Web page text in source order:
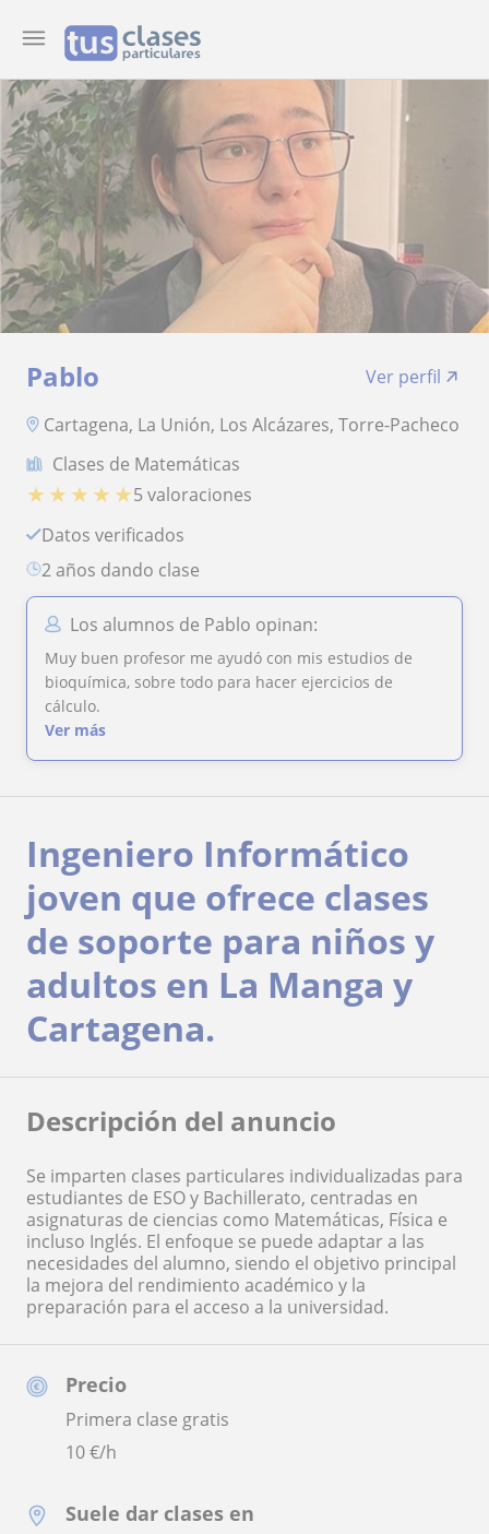
Pablo
Ver perfil
Cartagena, La Unión, Los Alcázares, Torre-Pacheco
Clases de Matemáticas
★ ★ ★ ★ ★5 valoraciones
Datos verificados
2 años dando clase
Los alumnos de Pablo opinan:
Muy buen profesor me ayudó con mis estudios de
bioquímica, sobre todo para hacer ejercicios de
cálculo.
Ver más
Precio
Primera clase gratis
10€/h
Suele dar clases en
Ingeniero Informático
joven que ofrece clases
de soporte para niños y
adultos en La Manga y
Cartagena.
Descripción del anuncio
Se imparten clases particulares individualizadas para
estudiantes de ESO y Bachillerato, centradas en
asignaturas de ciencias como Matemáticas, Física e
incluso Inglés. El enfoque se puede adaptar a las
necesidades del alumno, siendo el objetivo principal
la mejora del rendimiento académico y la
preparación para el acceso a la universidad.